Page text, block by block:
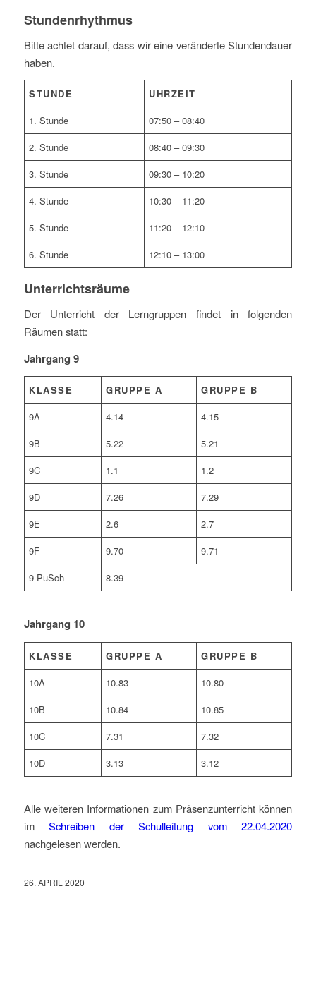
Stundenrhythmus
Bitte achtet darauf, dass wir eine veränderte Stundendauer
haben.
STUNDE
UHRZEIT
1. Stunde
07:50 – 08:40
2. Stunde
08:40 – 09:30
3. Stunde
09:30 – 10:20
4. Stunde
10:30 – 11:20
5. Stunde
11:20 – 12:10
6. Stunde
12:10 – 13:00
Unterrichtsräume
Der Unterricht der Lerngruppen findet in folgenden
Räumen statt:
Jahrgang 9
KLASSE GRUPPE A
GRUPPE B
9A
4.14
4.15
9B
5.22
5.21
9C
1.1
1.2
9D
7.26
7.29
9E
2.6
2.7
9F
9.70
9.71
9 PuSch
8.39
Jahrgang 10
KLASSE GRUPPE A
GRUPPE B
10A
10.83
10.80
10B
10.84
10.85
10C
7.31
7.32
10D
3.13 3.12
Alle weiteren Informationen zum Präsenzunterricht können
imSchreiben der Schulleitung vom 22.04.2020
nachgelesen werden.
26. APRIL 2020